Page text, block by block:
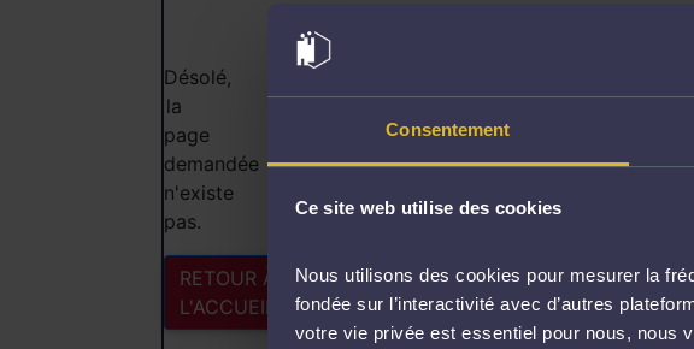
Consentement
Ce site web utilise des cookies
Nous utilisons des cookies pour mesurer la
fondée sur l’interactivité avec d’autres
votre vie privée est essentiel pour nous, nous
404
Désolé,
la
page
demandée
n'existe
pas.
RETOUR À
L'ACCUEIL